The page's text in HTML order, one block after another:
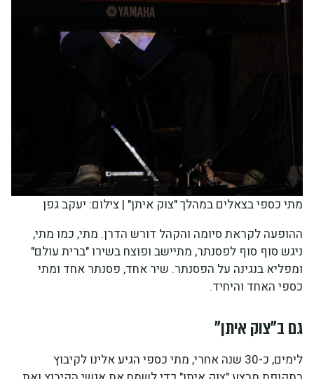
מתי כספי בצאלים במהלך "צוק איתן" | צילום: יעקב גפן
ההופעה לקראת סיומה והקהל דורש הדרן. מתי, כמו מתי,
ניגש סוף סוף לפסנתר, מתיישב ופוצח בשירו "ברית עולם"
ומפליא בנגינה על הפסנתר. שיר אחד, פסנתר אחד ומתי
כספי האחד והיחיד.
גם ב"צוק איתן"
לימים, כ-30 שנה אחרי, מתי כספי הגיע אלינו לקיבוץ